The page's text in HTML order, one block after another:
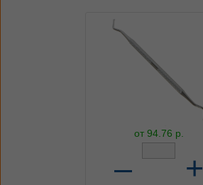
от 94.76 р.
– +